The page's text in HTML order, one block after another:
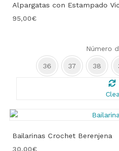
Alpargatas con Estampado
95,00€
Número
36 37 38
Bailarinas Crochet Berenjena
30,00€